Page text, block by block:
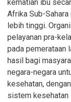
kematian ibu
Afrika Sub-
lebih tinggi.
pelayanan pra-
pada pemerataan
hasil bagi
negara-negara
kesehatan,
sistem kesehatan